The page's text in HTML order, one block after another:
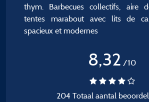
thym. Barbecues collectifs, aire
tentes marabout avec lits de
spacieux et modernes
8,32 /10
204 Totaal aantal